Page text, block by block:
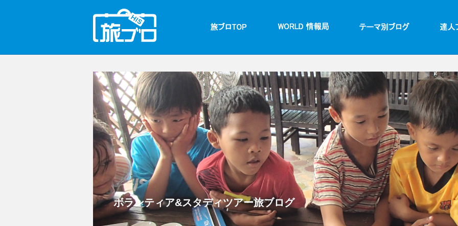
ボランティア&スタディツアー旅ブログ​